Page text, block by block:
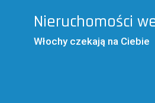
Nieruchomości
Włochy czekają na Ciebie